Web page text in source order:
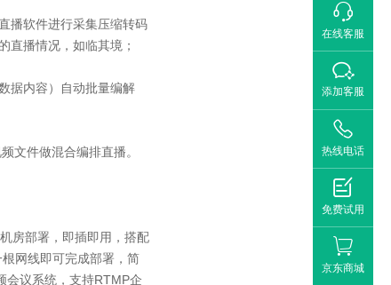
播软件进行采集压缩转码
直播情况，如临其境；
据内容）自动批量编解
文件做混合编排直播。
房部署，即插即用，搭配
网线即可完成部署，简
会议系统，支持RTMP企

在线客服

添加客服

热线电话

免费试用
京东商城